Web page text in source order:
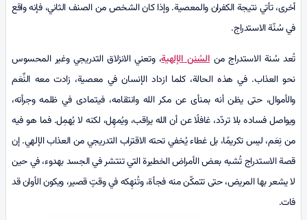
أخرى، تأتي نتيجة الكفران والمعصية. وإذا كان الشخص من الصنف الثاني، فإنه واقع
في سُنّة الاستدراج.
تُعد سُنة الاستدراج منالسُنن الإلهية، وتعني الانزلاق التدريجي وغير المحسوس
نحو العذاب. في هذه الحالة، كلما ازداد الإنسان في معصية، زادت معه النِّعَم
والأموال، حتى يظن أنه بمنأى عن مكر الله وانتقامه، فيتمادى في ظلمه وجرأته،
ويواصل فساده بلا تردّد، غافلًا عن أن الله يراقب، ويُمهِل، لكنه لا يُهمِل. فما هو فيه
من نِعَم، ليس تكريمًا، بل غطاء يُخفي تحته الاقتراب التدريجي من العذاب الإلهي. إن
قصة الاستدراج تُشبه بعض الأمراض الخطيرة التي تنتشر في الجسد بهدوء، في حين
لا يشعر بها المريض، حتى تتمكّن منه فجأة، وتُنهِكه في وقتٍ قصير، ويكون الأوان قد
فات.